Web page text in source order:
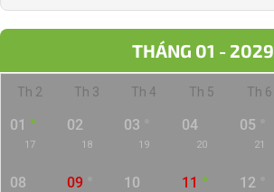
THÁNG 01 - 2029
Th 2 Th 3 Th 4 Th 5 Th 6
01
17
02
18
03
19
04
20
05
21
08 09 10 11 12